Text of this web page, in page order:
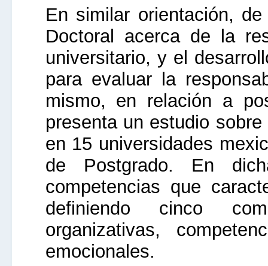
En similar orientación,
Doctoral acerca de la
universitario, y el
para evaluar la
mismo, en relación a
presenta un estudio
en 15 universidades
de Postgrado. En
competencias que
definiendo cinco
organizativas,
emocionales.